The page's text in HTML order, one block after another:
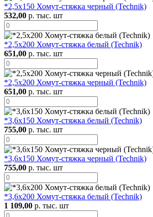
*2,5х150 Хомут-стяжка черный (Technik)
532,00 р. тыс. шт
*2,5х200 Хомут-стяжка белый (Technik)
651,00 р. тыс. шт
*2,5х200 Хомут-стяжка черный (Technik)
651,00 р. тыс. шт
*3,6х150 Хомут-стяжка белый (Technik)
755,00 р. тыс. шт
*3,6х150 Хомут-стяжка черный (Technik)
755,00 р. тыс. шт
*3,6х200 Хомут-стяжка белый (Technik)
1 109,00 р. тыс. шт